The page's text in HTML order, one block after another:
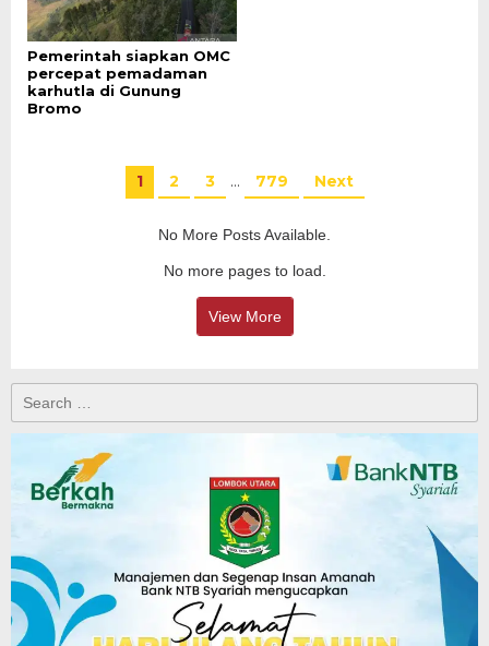
Pemerintah siapkan OMC
percepat pemadaman
karhutla di Gunung
Bromo
1 2 3 … 779 Next
No More Posts Available.
No more pages to load.
View More
for: